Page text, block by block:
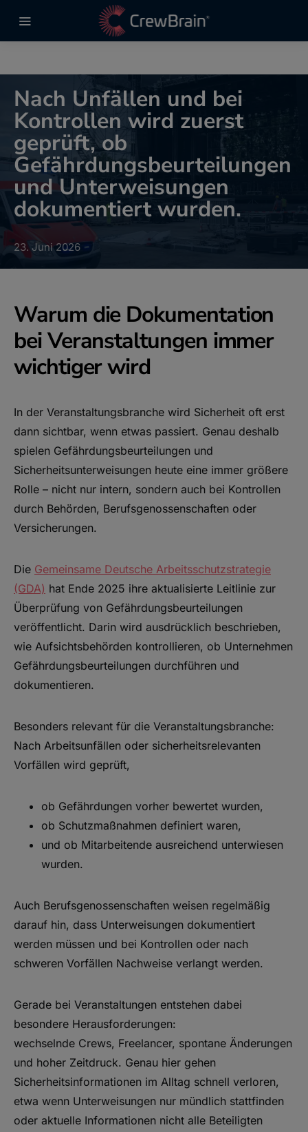
Nach Unfällen und bei
Kontrollen wird zuerst
geprüft, ob
Gefährdungsbeurteilungen
und Unterweisungen
dokumentiert wurden.
23. Juni 2026
Warum die Dokumentation
bei Veranstaltungen immer
wichtiger wird
In der Veranstaltungsbranche wird Sicherheit oft erst
dann sichtbar, wenn etwas passiert. Genau deshalb
spielen Gefährdungsbeurteilungen und
Sicherheitsunterweisungen heute eine immer größere
Rolle – nicht nur intern, sondern auch bei Kontrollen
durch Behörden, Berufsgenossenschaften oder
Versicherungen.
Die Gemeinsame Deutsche Arbeitsschutzstrategie
(GDA) hat Ende 2025 ihre aktualisierte Leitlinie zur
Überprüfung von Gefährdungsbeurteilungen
veröffentlicht. Darin wird ausdrücklich beschrieben,
wie Aufsichtsbehörden kontrollieren, ob Unternehmen
Gefährdungsbeurteilungen durchführen und
dokumentieren.
Besonders relevant für die Veranstaltungsbranche:
Nach Arbeitsunfällen oder sicherheitsrelevanten
Vorfällen wird geprüft,
ob Gefährdungen vorher bewertet wurden,
ob Schutzmaßnahmen definiert waren,
und ob Mitarbeitende ausreichend unterwiesen
wurden.
Auch Berufsgenossenschaften weisen regelmäßig
darauf hin, dass Unterweisungen dokumentiert
werden müssen und bei Kontrollen oder nach
schweren Vorfällen Nachweise verlangt werden.
Gerade bei Veranstaltungen entstehen dabei
besondere Herausforderungen:
wechselnde Crews, Freelancer, spontane Änderungen
und hoher Zeitdruck. Genau hier gehen
Sicherheitsinformationen im Alltag schnell verloren,
etwa wenn Unterweisungen nur mündlich stattfinden
oder aktuelle Informationen nicht alle Beteiligten